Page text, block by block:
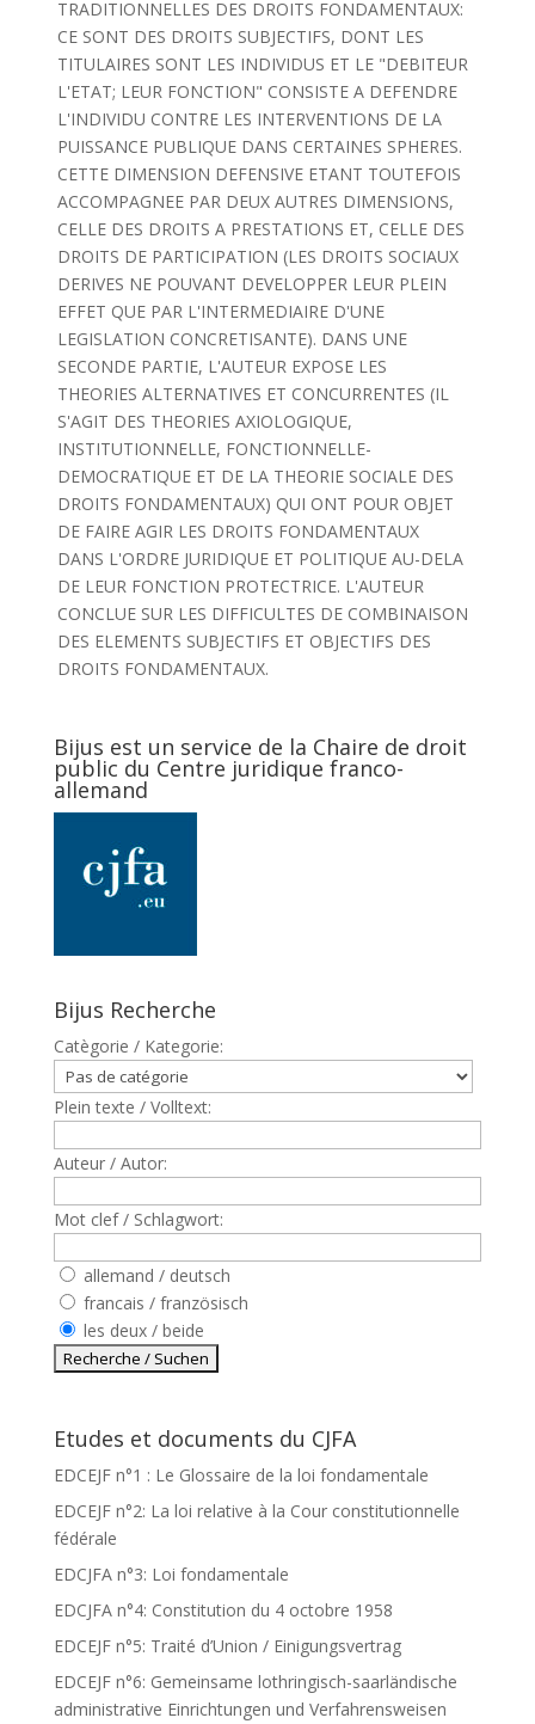
TRADITIONNELLES DES DROITS FONDAMENTAUX:
CE SONT DES DROITS SUBJECTIFS, DONT LES
TITULAIRES SONT LES INDIVIDUS ET LE "DEBITEUR
L'ETAT; LEUR FONCTION" CONSISTE A DEFENDRE
L'INDIVIDU CONTRE LES INTERVENTIONS DE LA
PUISSANCE PUBLIQUE DANS CERTAINES SPHERES.
CETTE DIMENSION DEFENSIVE ETANT TOUTEFOIS
ACCOMPAGNEE PAR DEUX AUTRES DIMENSIONS,
CELLE DES DROITS A PRESTATIONS ET, CELLE DES
DROITS DE PARTICIPATION (LES DROITS SOCIAUX
DERIVES NE POUVANT DEVELOPPER LEUR PLEIN
EFFET QUE PAR L'INTERMEDIAIRE D'UNE
LEGISLATION CONCRETISANTE). DANS UNE
SECONDE PARTIE, L'AUTEUR EXPOSE LES
THEORIES ALTERNATIVES ET CONCURRENTES (IL
S'AGIT DES THEORIES AXIOLOGIQUE,
INSTITUTIONNELLE, FONCTIONNELLE-
DEMOCRATIQUE ET DE LA THEORIE SOCIALE DES
DROITS FONDAMENTAUX) QUI ONT POUR OBJET
DE FAIRE AGIR LES DROITS FONDAMENTAUX
DANS L'ORDRE JURIDIQUE ET POLITIQUE AU-DELA
DE LEUR FONCTION PROTECTRICE. L'AUTEUR
CONCLUE SUR LES DIFFICULTES DE COMBINAISON
DES ELEMENTS SUBJECTIFS ET OBJECTIFS DES
DROITS FONDAMENTAUX.
Bijus est un service de la Chaire de droit
public du Centre juridique franco-
allemand
Bijus Recherche
Catègorie / Kategorie:
Plein texte / Volltext:
Auteur / Autor:
Mot clef / Schlagwort:
allemand / deutsch
francais / französisch
les deux / beide
Etudes et documents du CJFA
EDCEJF n°1 : Le Glossaire de la loi fondamentale
EDCEJF n°2: La loi relative à la Cour constitutionnelle
fédérale
EDCJFA n°3: Loi fondamentale
EDCJFA n°4: Constitution du 4 octobre 1958
EDCEJF n°5: Traité d’Union / Einigungsvertrag
EDCEJF n°6: Gemeinsame lothringisch-saarländische
administrative Einrichtungen und Verfahrensweisen